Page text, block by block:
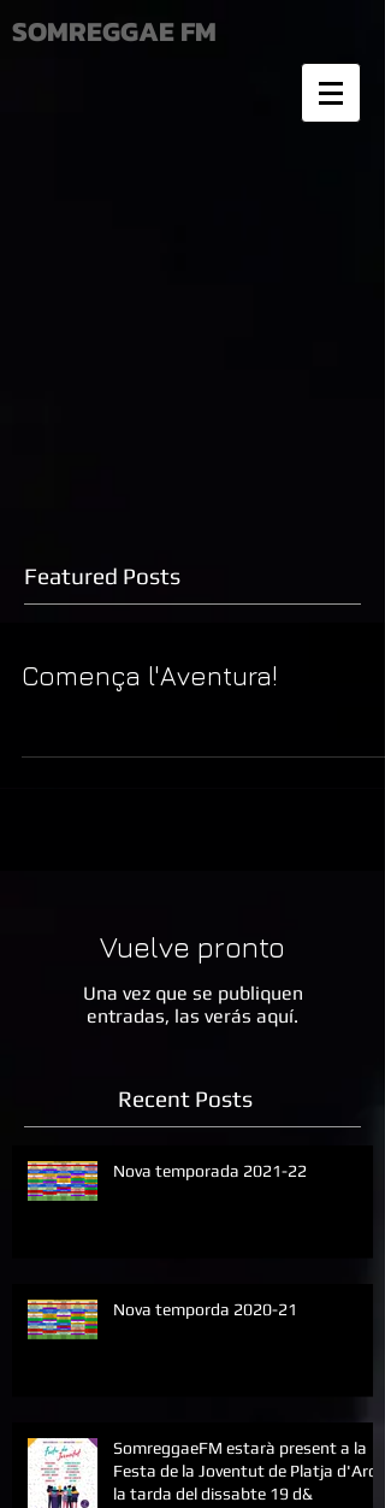
SOMREGGAE FM
Featured Posts
Comença l'Aventura!
Vuelve pronto
Una vez que se publiquen
entradas, las verás aquí.
Recent Posts
Nova temporada 2021-22
Nova temporda 2020-21
SomreggaeFM estarà present a la
Festa de la Joventut de Platja d'Aro
la tarda del dissabte 19 d&